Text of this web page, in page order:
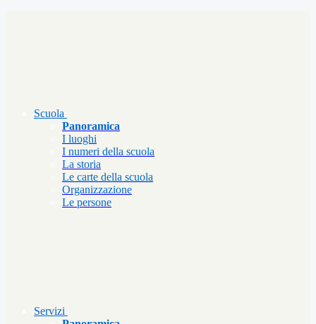
Scuola
Panoramica
I luoghi
I numeri della scuola
La storia
Le carte della scuola
Organizzazione
Le persone
Servizi